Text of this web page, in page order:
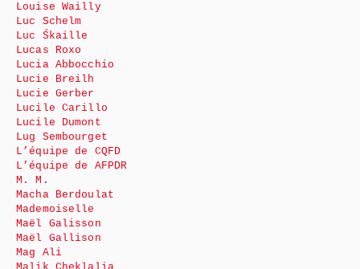
Louise Wailly
Luc Schelm
Luc Śkaille
Lucas Roxo
Lucia Abbocchio
Lucie Breilh
Lucie Gerber
Lucile Carillo
Lucile Dumont
Lug Sembourget
L’équipe de CQFD
L’équipe de AFPDR
M. M.
Macha Berdoulat
Mademoiselle
Maël Galisson
Maël Gallison
Mag Ali